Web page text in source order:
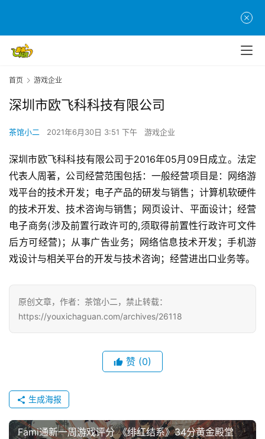
首
页
游
茶
原
创
游
戏
业
界
手
机
游
单
闲
戏
首页 游戏企业
深圳市欧飞科科技有限公司
茶馆小二 2021年6月30日 3:51 下午 游戏企业
深圳市欧飞科科技有限公司于2016年05月09日成立。法定
代表人周著，公司经营范围包括：一般经营项目是：网络游
戏平台的技术开发；电子产品的研发与销售；计算机软硬件
的技术开发、技术咨询与销售；网页设计、平面设计；经营
电子商务(涉及前置行政许可的,须取得前置性行政许可文件
后方可经营)；从事广告业务；网络信息技术开发；手机游
戏设计与相关平台的开发与技术咨询；经营进出口业务等。
原创文章，作者：茶馆小二，禁止转载：
https://youxichaguan.com/archives/26118
赞 (0)
生成海报
Fami通新一周游戏评分 《绯红结系》34分黄金殿堂